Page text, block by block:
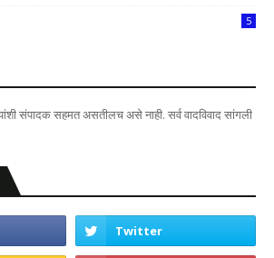
5
संपादक सहमत असतीलच असे नाही. सर्व वादविवाद सांगली